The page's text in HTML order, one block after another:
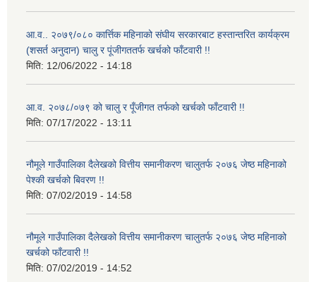
आ.व.. २०७९/०८० कार्त्तिक महिनाको संघीय सरकारबाट हस्तान्तरित कार्यक्रम
(शसर्त अनुदान) चालु र पूंजीगततर्फ खर्चको फाँटवारी !!
मिति: 12/06/2022 - 14:18
आ.व. २०७८/०७९ को चालु र पूँजीगत तर्फको खर्चको फाँटवारी !!
मिति: 07/17/2022 - 13:11
नौमूले गाउँपालिका दैलेखको वित्तीय समानीकरण चालुतर्फ २०७६ जेष्ठ महिनाको
पेश्की खर्चको बिवरण !!
मिति: 07/02/2019 - 14:58
नौमूले गाउँपालिका दैलेखको वित्तीय समानीकरण चालुतर्फ २०७६ जेष्ठ महिनाको
खर्चको फाँटवारी !!
मिति: 07/02/2019 - 14:52